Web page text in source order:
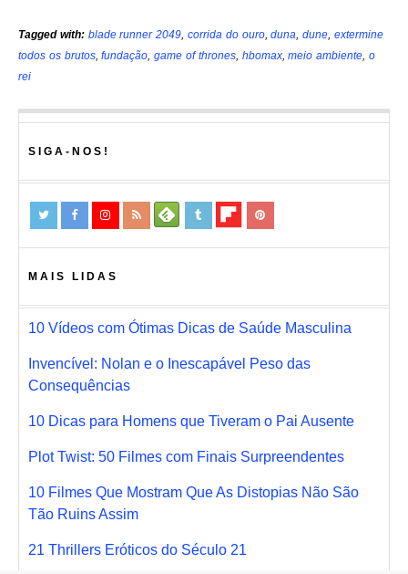
Tagged with: blade runner 2049 ,corrida do ouro,duna ,dune ,extermine
todos os brutos,fundação ,game of thrones, hbomax,meio ambiente ,o
rei
SIGA-NOS!
MAIS LIDAS
10 Vídeos com Ótimas Dicas de Saúde Masculina
Invencível: Nolan e o Inescapável Peso das
Consequências
10 Dicas para Homens que Tiveram o Pai Ausente
Plot Twist: 50 Filmes com Finais Surpreendentes
10 Filmes Que Mostram Que As Distopias Não São
Tão Ruins Assim
21 Thrillers Eróticos do Século 21